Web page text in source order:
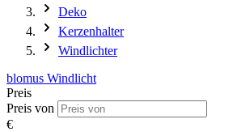
Deko
Kerzenhalter
Windlichter
blomus Windlicht
Preis
Preis von
€